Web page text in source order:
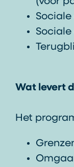
Wat levert
Het